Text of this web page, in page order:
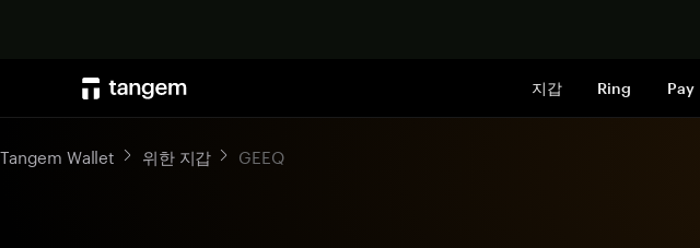
지갑 Ring Pay
Tangem Wallet 위한 지갑 GEEQ